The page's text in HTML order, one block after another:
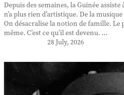
Depuis des semaines, la Guinée assiste
n’a plus rien d’artistique. De la
On désacralise la notion de famille. Le
même. C’est ce qu’il est devenu. ...
28 July, 2026